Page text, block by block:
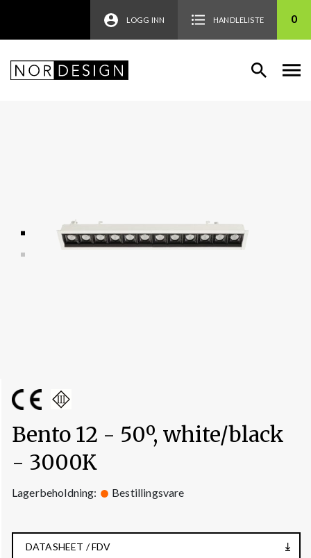
LOGG INN HANDLELISTE 0
Bento 12 - 50º, white/black
- 3000K
Lagerbeholdning: Bestillingsvare
DATASHEET / FDV